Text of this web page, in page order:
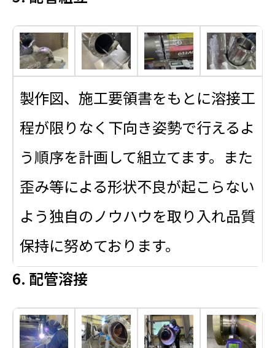
製作図、施工要領書をもとに溶接工
程が限りなく下向き姿勢で行えるよ
う順序を計画して組立てます。また
歪み等による形状不良が起こらない
よう独自のノウハウを取り入れ品質
保持に努めております。
6. 配管溶接